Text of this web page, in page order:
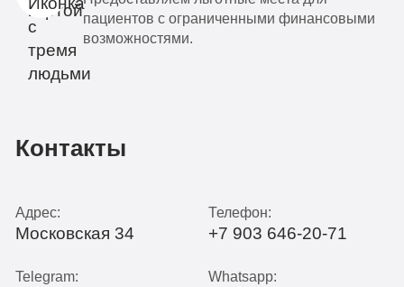
пациентов с ограниченными финансовыми
возможностями.
Контакты
Адрес:
Московская 34
Телефон:
+7 903 646-20-71
Telegram: Whatsapp: